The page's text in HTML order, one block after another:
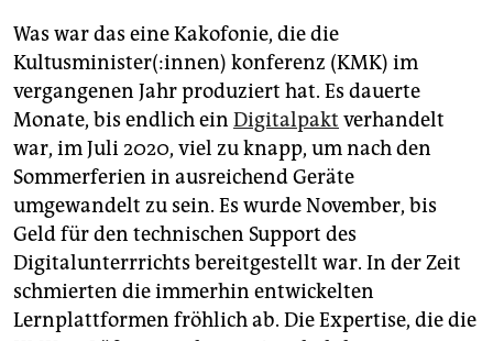
Was war das eine Kakofonie, die die
Kultusminister(:innen) konferenz (KMK) im
vergangenen Jahr produziert hat. Es dauerte
Monate, bis endlich ein Digitalpakt verhandelt
war, im Juli 2020, viel zu knapp, um nach den
Sommerferien in ausreichend Geräte
umgewandelt zu sein. Es wurde November, bis
Geld für den technischen Support des
Digitalunterrrichts bereitgestellt war. In der Zeit
schmierten die immerhin entwickelten
Lernplattformen fröhlich ab. Die Expertise, die die